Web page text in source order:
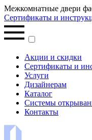
Межкомнатные двери
Сертификаты и
Акции и скидки
Сертификаты и
Услуги
Дизайнерам
Каталог
Системы
Контакты